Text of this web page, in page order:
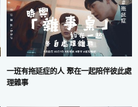
一班有拖延症的人 聚在一起陪伴彼此處
理雜事